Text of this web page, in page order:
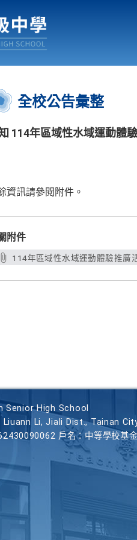
全校公告彙整
114年區域性水域運動體
資訊請參閱附件。
附件
114年區域性水域運動體驗推廣
Senior High School
Liuann Li, Jiali Dist., Tainan
戶名：中等學校基